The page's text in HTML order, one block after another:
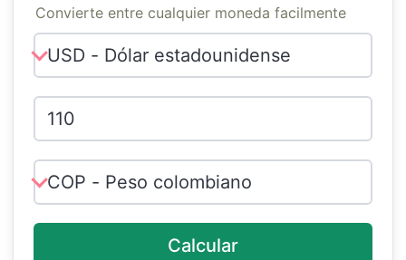
Convierte entre cualquier moneda facilmente
Calcular